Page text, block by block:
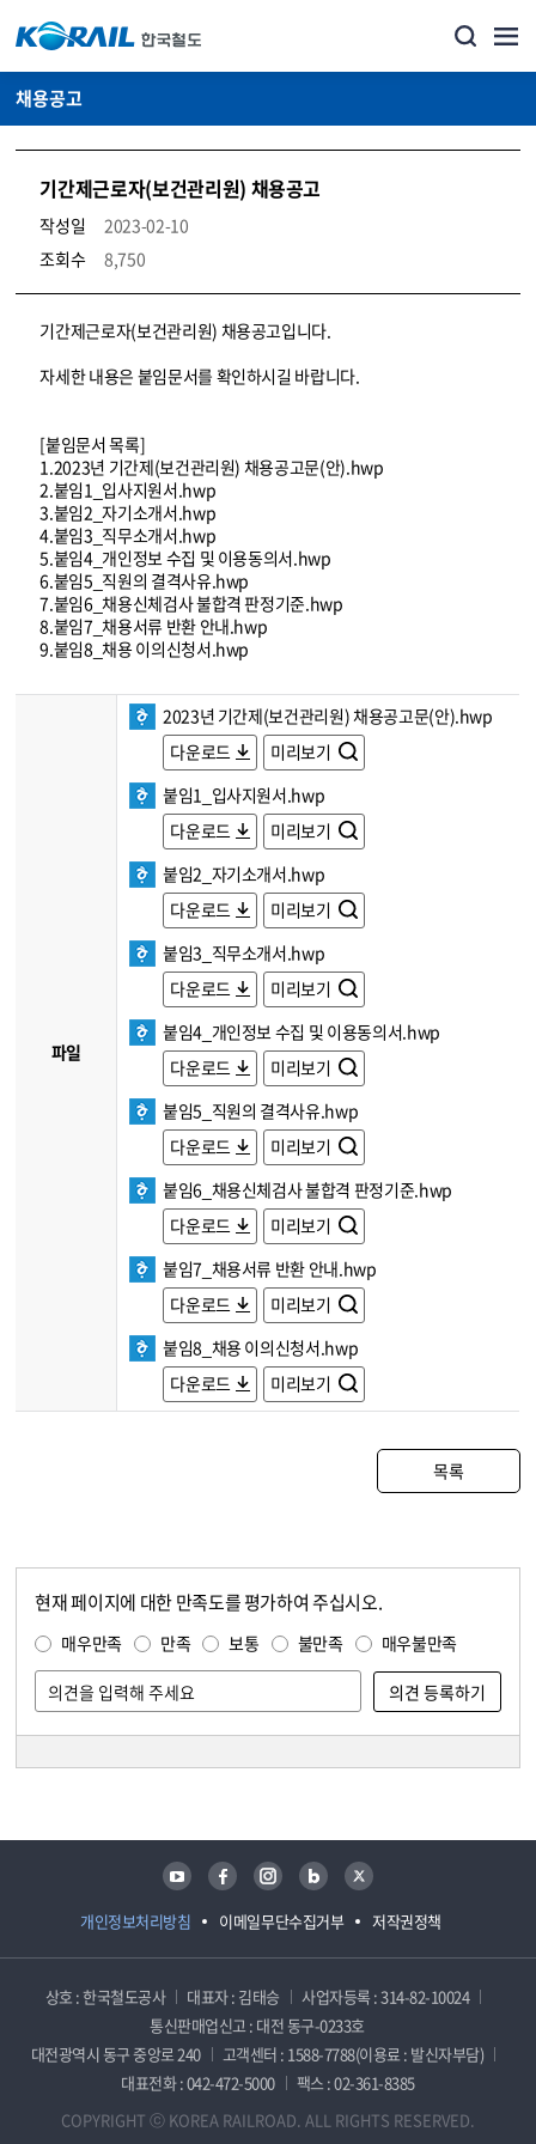
채용공고
기간제근로자(보건관리원) 채용공고
작성일
2023-02-10
조회수
8,750
코레일소개_경영공시_채용공고 상세보기 – 내용, 파일, 담당자 연락처로 구성
기간제근로자(보건관리원) 채용공고입니다.
자세한 내용은 붙임문서를 확인하시길 바랍니다.
[붙임문서 목록]
1.2023년 기간제(보건관리원) 채용공고문(안).hwp
2.붙임1_입사지원서.hwp
3.붙임2_자기소개서.hwp
4.붙임3_직무소개서.hwp
5.붙임4_개인정보 수집 및 이용동의서.hwp
6.붙임5_직원의 결격사유.hwp
7.붙임6_채용신체검사 불합격 판정기준.hwp
8.붙임7_채용서류 반환 안내.hwp
9.붙임8_채용 이의신청서.hwp
파일
2023년 기간제(보건관리원) 채용공고문(안).hwp
다운로드
미리보기
붙임1_입사지원서.hwp
다운로드
미리보기
붙임2_자기소개서.hwp
다운로드
미리보기
붙임3_직무소개서.hwp
다운로드
미리보기
붙임4_개인정보 수집 및 이용동의서.hwp
다운로드
미리보기
붙임5_직원의 결격사유.hwp
다운로드
미리보기
붙임6_채용신체검사 불합격 판정기준.hwp
다운로드
미리보기
붙임7_채용서류 반환 안내.hwp
다운로드
미리보기
붙임8_채용 이의신청서.hwp
다운로드
미리보기
목록
현재 페이지에 대한 만족도를 평가하여 주십시오.
매우만족 만족 보통 불만족 매우불만족
개인정보처리방침 이메일무단수집거부 저작권정책
유튜브 페이스북 인스타그램 블로그 트위터
상호 : 한국철도공사 대표자 : 김태승
사업자등록 : 314-82-10024
통신판매업신고 : 대전 동구-0233호
대전광역시 동구 중앙로 240
고객센터 : 1588-7788(이용료 : 발신자부담)
대표전화 : 042-472-5000
팩스 : 02-361-8385
COPYRIGHT ⓒ KOREA RAILROAD. ALL RIGHTS RESERVED.